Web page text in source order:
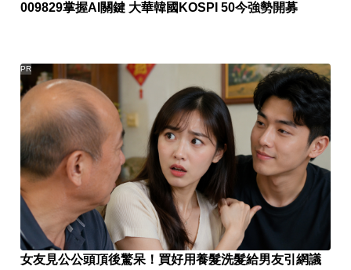
009829掌握AI關鍵 大華韓國KOSPI 50今強勢開募
女友見公公頭頂後驚呆！買好用養髮洗髮給男友引網議
PR